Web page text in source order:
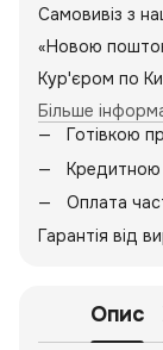
Самовивіз з
«Новою
Кур'єром по
Більше
Готівкою
Оплата
Гарантія від
Опис